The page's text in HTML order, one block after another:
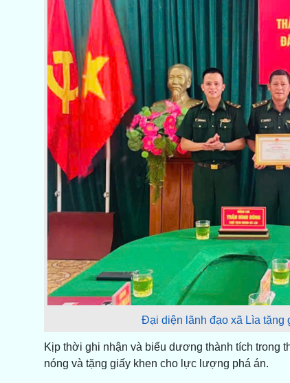
Đại diện lãnh đạo xã Lìa tặng
Kịp thời ghi nhận và biểu dương thành tích trong
nóng và tặng giấy khen cho lực lượng phá án.